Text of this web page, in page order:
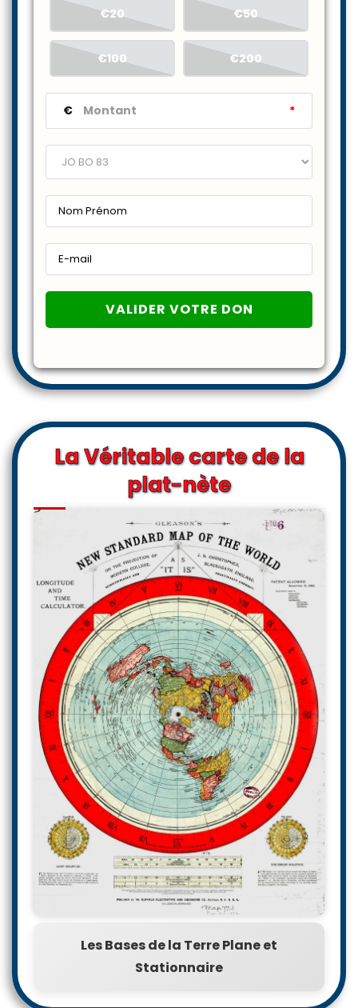
€20 €50
€100 €200
€ *
La Véritable carte de la
plat-nète
Les Bases de la Terre Plane et
Stationnaire